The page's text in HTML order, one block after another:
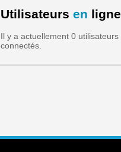
Utilisateurs en ligne
Il y a actuellement 0 utilisateurs
connectés.